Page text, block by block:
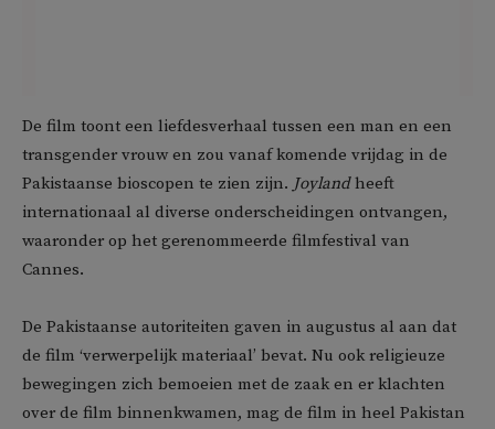
De film toont een liefdesverhaal tussen een man en een
transgender vrouw en zou vanaf komende vrijdag in de
Pakistaanse bioscopen te zien zijn. Joylandheeft
internationaal al diverse onderscheidingen ontvangen,
waaronder op het gerenommeerde filmfestival van
Cannes.
De Pakistaanse autoriteiten gaven in augustus al aan dat
de film ‘verwerpelijk materiaal’ bevat. Nu ook religieuze
bewegingen zich bemoeien met de zaak en er klachten
over de film binnenkwamen, mag de film in heel Pakistan